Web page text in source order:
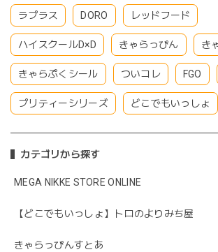
ラプラス DORO レッドフード
ハイスクールD×D きゃらっぴん き
きゃらぷくシール ついコレ FGO
プリティーシリーズ どこでもいっしょ
カテゴリから探す
MEGA NIKKE STORE ONLINE
【どこでもいっしょ】トロのよりみち屋
きゃらっぴんすとあ